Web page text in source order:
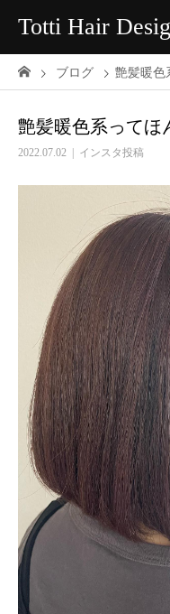
Totti Hair
ブログ 艶髪暖色
艶髪暖色系ってほ
2022.07.02 インスタ投稿